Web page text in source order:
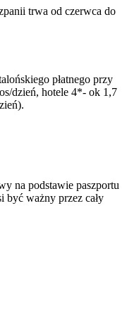
trwa od czerwca do
płatnego przy
dzień, hotele 4*- ok 1,7
na podstawie paszportu
być ważny przez cały